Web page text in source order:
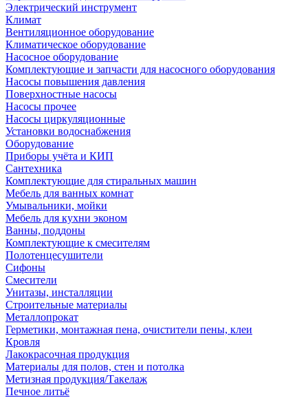
Электрический инструмент
Климат
Вентиляционное оборудование
Климатическое оборудование
Насосное оборудование
Комплектующие и запчасти для насосного оборудования
Насосы повышения давления
Поверхностные насосы
Насосы прочее
Насосы циркуляционные
Установки водоснабжения
Оборудование
Приборы учёта и КИП
Сантехника
Комплектующие для стиральных машин
Мебель для ванных комнат
Умывальники, мойки
Мебель для кухни эконом
Ванны, поддоны
Комплектующие к смесителям
Полотенцесушители
Сифоны
Смесители
Унитазы, инсталляции
Строительные материалы
Металлопрокат
Герметики, монтажная пена, очистители пены, клеи
Кровля
Лакокрасочная продукция
Материалы для полов, стен и потолка
Метизная продукция/Такелаж
Печное литьё